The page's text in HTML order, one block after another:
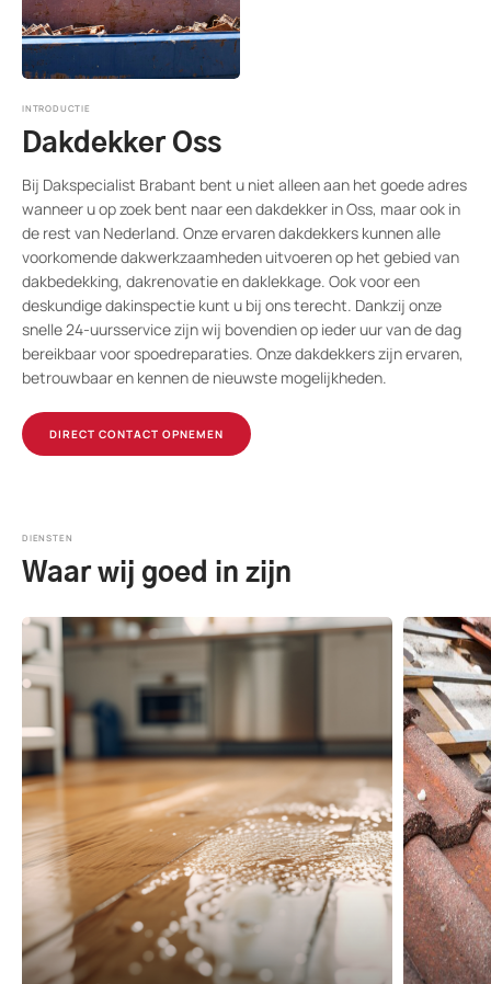
INTRODUCTIE
Dakdekker Oss
Bij Dakspecialist Brabant bent u niet alleen aan het goede adres
wanneer u op zoek bent naar een dakdekker in Oss, maar ook in
de rest van Nederland. Onze ervaren dakdekkers kunnen alle
voorkomende dakwerkzaamheden uitvoeren op het gebied van
dakbedekking, dakrenovatie en daklekkage. Ook voor een
deskundige dakinspectie kunt u bij ons terecht. Dankzij onze
snelle 24-uursservice zijn wij bovendien op ieder uur van de dag
bereikbaar voor spoedreparaties. Onze dakdekkers zijn ervaren,
betrouwbaar en kennen de nieuwste mogelijkheden.
DIRECT CONTACT OPNEMEN
DIENSTEN
Waar wij goed in zijn